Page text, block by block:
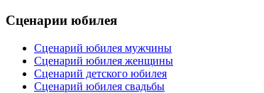
Сценарии юбилея
Сценарий юбилея мужчины
Сценарий юбилея женщины
Сценарий детского юбилея
Сценарий юбилея свадьбы